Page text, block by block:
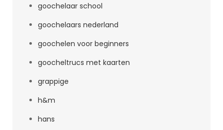
goochelaar school
goochelaars nederland
goochelen voor beginners
goocheltrucs met kaarten
grappige
h&m
hans